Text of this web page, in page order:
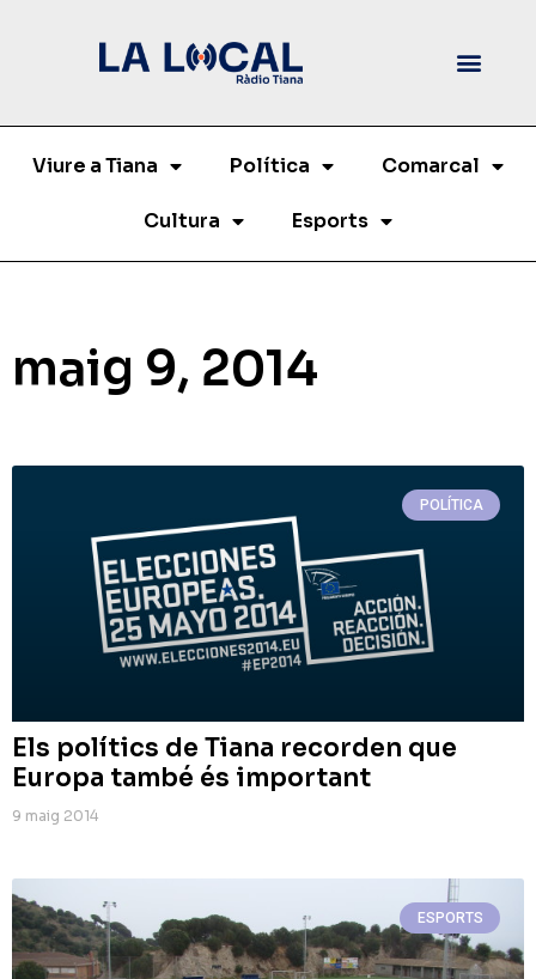
Viure a Tiana Política Comarcal
Cultura Esports
maig 9, 2014
POLÍTICA
Els polítics de Tiana recorden que
Europa també és important
9 maig 2014
ESPORTS